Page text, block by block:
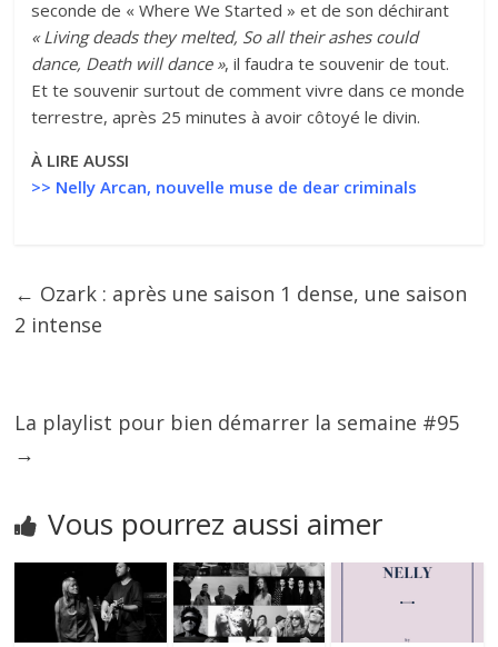
seconde de « Where We Started » et de son déchirant
« Living deads they melted, So all their ashes could
dance, Death will dance », il faudra te souvenir de tout.
Et te souvenir surtout de comment vivre dans ce monde
terrestre, après 25 minutes à avoir côtoyé le divin.
À LIRE AUSSI
>> Nelly Arcan, nouvelle muse de dear criminals
← Ozark : après une saison 1 dense, une saison
2 intense
La playlist pour bien démarrer la semaine #95
→
Vous pourrez aussi aimer